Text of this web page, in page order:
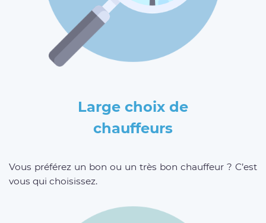
Large choix de
chauffeurs
Vous préférez un bon ou un très bon chauffeur ? C’est
vous qui choisissez.